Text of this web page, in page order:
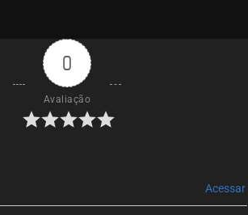
ASSISTIDO
EPISÓDIO 49
novembro 17, 2020
EPISÓDIO 48
EPISÓDIO 47
0
Avaliação
Acessar